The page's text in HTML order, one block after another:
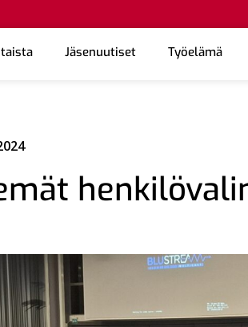
Jäsenuutiset Työelämä